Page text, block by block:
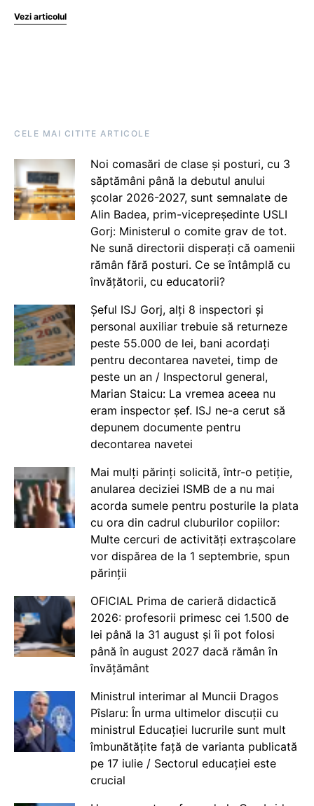
Vezi articolul
CELE MAI CITITE ARTICOLE
Noi comasări de clase și posturi, cu 3
săptămâni până la debutul anului
școlar 2026-2027, sunt semnalate de
Alin Badea, prim-vicepreședinte USLI
Gorj: Ministerul o comite grav de tot.
Ne sună directorii disperați că oamenii
rămân fără posturi. Ce se întâmplă cu
învățătorii, cu educatorii?
Șeful ISJ Gorj, alți 8 inspectori și
personal auxiliar trebuie să returneze
peste 55.000 de lei, bani acordați
pentru decontarea navetei, timp de
peste un an / Inspectorul general,
Marian Staicu: La vremea aceea nu
eram inspector șef. ISJ ne-a cerut să
depunem documente pentru
decontarea navetei
Mai mulți părinți solicită, într-o petiție,
anularea deciziei ISMB de a nu mai
acorda sumele pentru posturile la plata
cu ora din cadrul cluburilor copiilor:
Multe cercuri de activități extrașcolare
vor dispărea de la 1 septembrie, spun
părinții
OFICIAL Prima de carieră didactică
2026: profesorii primesc cei 1.500 de
lei până la 31 august și îi pot folosi
până în august 2027 dacă rămân în
învățământ
Ministrul interimar al Muncii Dragos
Pîslaru: În urma ultimelor discuții cu
ministrul Educației lucrurile sunt mult
îmbunătățite față de varianta publicată
pe 17 iulie / Sectorul educației este
crucial